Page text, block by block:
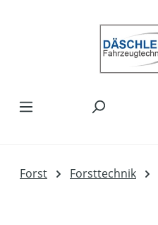
Forst Forsttechnik